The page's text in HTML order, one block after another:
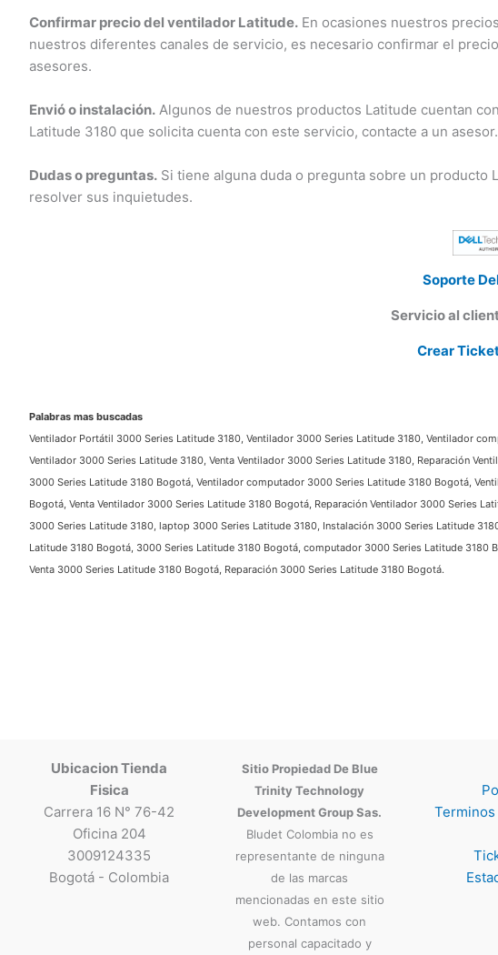
Confirmar precio del ventilador Latitude.En ocasiones nuestros precios
nuestros diferentes canales de servicio, es necesario confirmar el
asesores.
Envió o instalación.Algunos de nuestros productos Latitude cuentan
Latitude 3180 que solicita cuenta con este servicio, contacte a un asesor.
Dudas o preguntas.Si tiene alguna duda o pregunta sobre un producto
resolver sus inquietudes.
Soporte
Servicio al
Crear
Palabras mas buscadas
Ventilador Portátil 3000 Series Latitude 3180, Ventilador 3000 Series Latitude 3180, Ventilador
Ventilador 3000 Series Latitude 3180, Venta Ventilador 3000 Series Latitude 3180, Reparación
3000 Series Latitude 3180 Bogotá, Ventilador computador 3000 Series Latitude 3180 Bogotá,
Bogotá, Venta Ventilador 3000 Series Latitude 3180 Bogotá, Reparación Ventilador 3000 Series
3000 Series Latitude 3180, laptop 3000 Series Latitude 3180, Instalación 3000 Series Latitude
Latitude 3180 Bogotá, 3000 Series Latitude 3180 Bogotá, computador 3000 Series Latitude
Venta 3000 Series Latitude 3180 Bogotá, Reparación 3000 Series Latitude 3180 Bogotá.
Ubicacion Tienda
Fisica
Carrera 16 N° 76-42
Oficina 204
3009124335
Bogotá - Colombia
Sitio Propiedad De Blue
Trinity Technology
Development Group Sas.
Bludet Colombia no es
representante de ninguna
de las marcas
mencionadas en este sitio
web. Contamos con
personal capacitado y